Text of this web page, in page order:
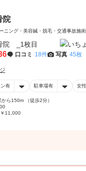
院
ニング・美容鍼・脱毛・交通事故施術
口コミ 18件 写真 45枚
有 駐車場有 女
ら150m （徒歩2分）
11,000